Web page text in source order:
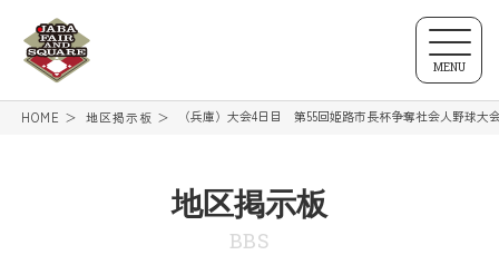
MENU
HOME 地区掲示板 （兵庫）大会4日目 第55回姫路市長杯争奪社会人野球大
地区掲示板
BBS